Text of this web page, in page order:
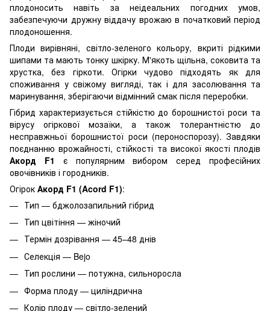
плодоносить навіть за неідеальних погодних умов,
забезпечуючи дружну віддачу врожаю в початковий період
плодоношення.
Плоди вирівняні, світло-зеленого кольору, вкриті рідкими
шипами та мають тонку шкірку. М'якоть щільна, соковита та
хрустка, без гіркоти. Огірки чудово підходять як для
споживання у свіжому вигляді, так і для засолювання та
маринування, зберігаючи відмінний смак після переробки.
Гібрид характеризується стійкістю до борошнистої роси та
вірусу огіркової мозаїки, а також толерантністю до
несправжньої борошнистої роси (пероноспорозу). Завдяки
поєднанню врожайності, стійкості та високої якості плодів
Акорд F1 є популярним вибором серед професійних
овочівників і городників.
Огірок Акорд F1 (Acord F1):
Тип — бджолозапильний гібрид
Тип цвітіння — жіночий
Термін дозрівання — 45–48 днів
Селекція — Bejo
Тип рослини — потужна, сильноросла
Форма плоду — циліндрична
Колір плоду — світло-зелений